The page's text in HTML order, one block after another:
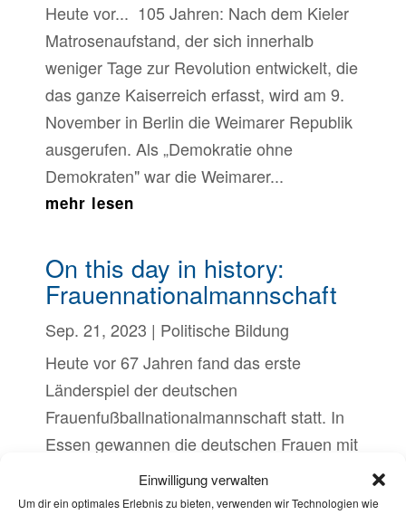
Einwilligung verwalten
Um dir ein optimales Erlebnis zu bieten, verwenden wir Technologien wie
Heute vor... 105 Jahren: Nach dem Kieler
Matrosenaufstand, der sich innerhalb
weniger Tage zur Revolution entwickelt, die
das ganze Kaiserreich erfasst, wird am 9.
November in Berlin die Weimarer Republik
ausgerufen. Als „Demokratie ohne
Demokraten" war die Weimarer...
mehr lesen
On this day in history:
Frauennationalmannschaft
Sep. 21, 2023 | Politische Bildung
Heute vor 67 Jahren fand das erste
Länderspiel der deutschen
Frauenfußballnationalmannschaft statt. In
Essen gewannen die deutschen Frauen mit
2:1 gegen die Niederlande. Das Spiel fand
inoffiziell statt, da der DFB den